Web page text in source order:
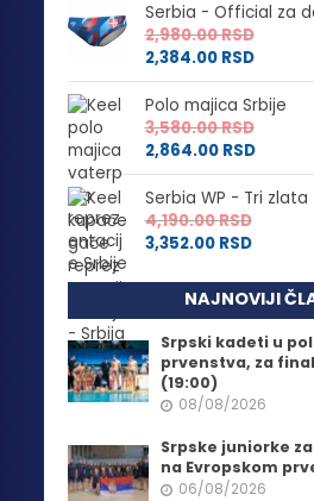
Serbia - Official za
2,980.00RSD
2,384.00 RSD
Polo majica Srbije
3,580.00RSD
2,864.00 RSD
Serbia WP - Tri zlata
4,190.00RSD
3,352.00 RSD
NAJNOVIJI
Srpski kadeti u
prvenstva, za
(19:00)
08/08/2026
Srpske juniorke
na Evropskom
06/08/2026